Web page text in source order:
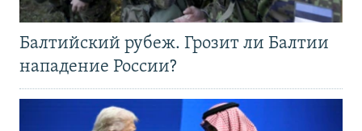
Балтийский рубеж. Грозит ли Балтии
нападение России?